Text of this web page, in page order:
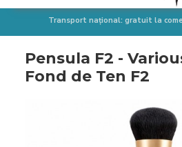
Transport național: gratuit la
Pensula F2 -
Fond de Ten F2